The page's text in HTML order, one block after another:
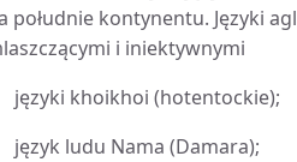
południe kontynentu. Języki
i iniektywnymi
języki khoikhoi (hotentockie);
język ludu Nama (Damara);